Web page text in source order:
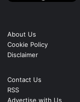
About Us
Cookie Policy
Disclaimer
Contact Us
RSS
Advertise with Us